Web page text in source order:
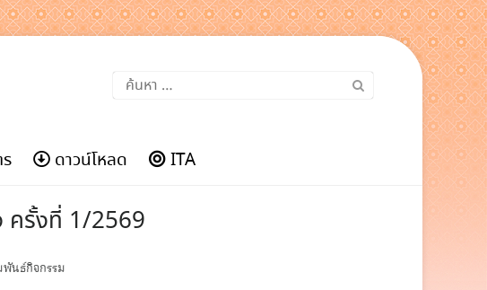
ค้นหา
สำหรับ:
ดาวน์โหลด ITA
ครั้งที่ 1/2569
พันธ์กิจกรรม